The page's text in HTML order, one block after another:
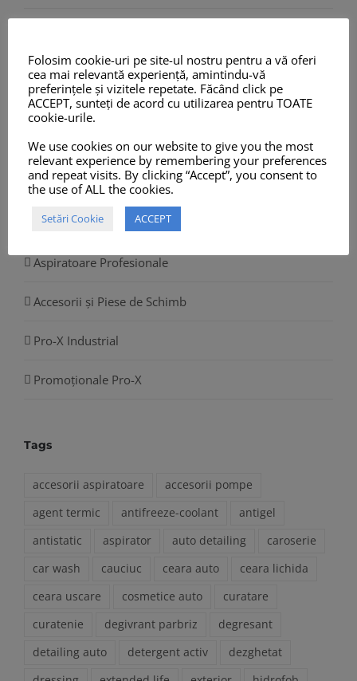
Lichid Spălare Parbriz
Antigel Auto
Prosoape din Microfibre, Chamois și Role Hârtie
Sisteme Dozare și Spumare
Aparate de Spălat
Aspiratoare Profesionale
Accesorii și Piese de Schimb
Pro-X Industrial
Promoționale Pro-X
Tags
accesorii aspiratoare
accesorii pompe
agent termic
antifreeze-coolant
antigel
antistatic
aspirator auto detailing
caroserie
car wash
cauciuc ceara auto
ceara lichida
ceara uscare
cosmetice auto
curatare
curatenie
degivrant parbriz
degresant
detailing auto
detergent activ
dezghetat
Folosim cookie-uri pe site-ul nostru pentru a vă oferi
cea mai relevantă experiență, amintindu-vă
preferințele și vizitele repetate. Făcând click pe
ACCEPT, sunteți de acord cu utilizarea pentru TOATE
cookie-urile.
We use cookies on our website to give you the most
relevant experience by remembering your preferences
and repeat visits. By clicking “Accept”, you consent to
the use of ALL the cookies.
Setări Cookie ACCEPT